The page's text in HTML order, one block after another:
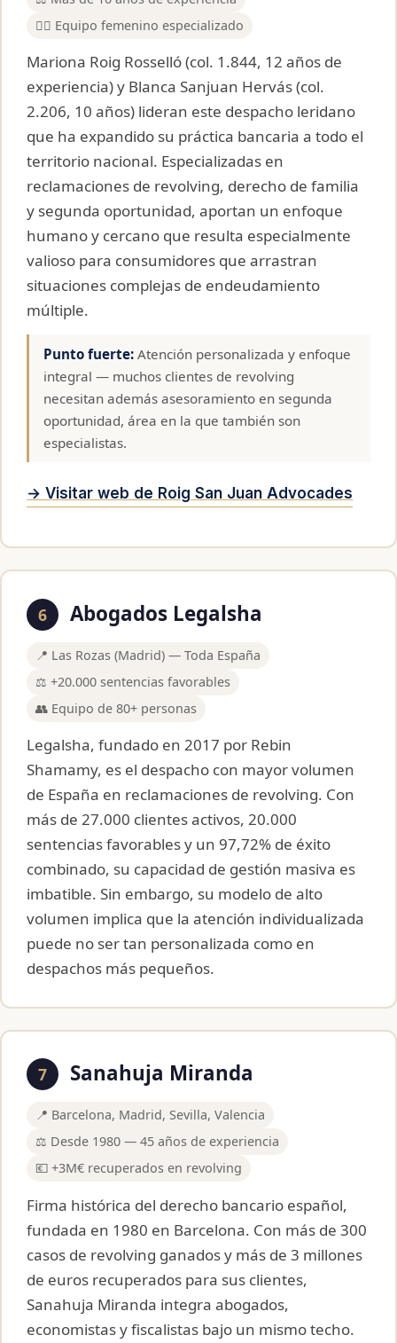
👩‍⚖️ Equipo femenino especializado
Mariona Roig Rosselló (col. 1.844, 12 años de
experiencia) y Blanca Sanjuan Hervás (col.
2.206, 10 años) lideran este despacho leridano
que ha expandido su práctica bancaria a todo el
territorio nacional. Especializadas en
reclamaciones de revolving, derecho de familia
y segunda oportunidad, aportan un enfoque
humano y cercano que resulta especialmente
valioso para consumidores que arrastran
situaciones complejas de endeudamiento
múltiple.
Punto fuerte: Atención personalizada y enfoque
integral — muchos clientes de revolving
necesitan además asesoramiento en segunda
oportunidad, área en la que también son
especialistas.
→ Visitar web de Roig San Juan Advocades
6 Abogados Legalsha
📍 Las Rozas (Madrid) — Toda España
⚖️ +20.000 sentencias favorables
👥 Equipo de 80+ personas
Legalsha, fundado en 2017 por Rebin
Shamamy, es el despacho con mayor volumen
de España en reclamaciones de revolving. Con
más de 27.000 clientes activos, 20.000
sentencias favorables y un 97,72% de éxito
combinado, su capacidad de gestión masiva es
imbatible. Sin embargo, su modelo de alto
volumen implica que la atención individualizada
puede no ser tan personalizada como en
despachos más pequeños.
7 Sanahuja Miranda
📍 Barcelona, Madrid, Sevilla, Valencia
⚖️ Desde 1980 — 45 años de experiencia
💶 +3M€ recuperados en revolving
Firma histórica del derecho bancario español,
fundada en 1980 en Barcelona. Con más de 300
casos de revolving ganados y más de 3 millones
de euros recuperados para sus clientes,
Sanahuja Miranda integra abogados,
economistas y fiscalistas bajo un mismo techo.